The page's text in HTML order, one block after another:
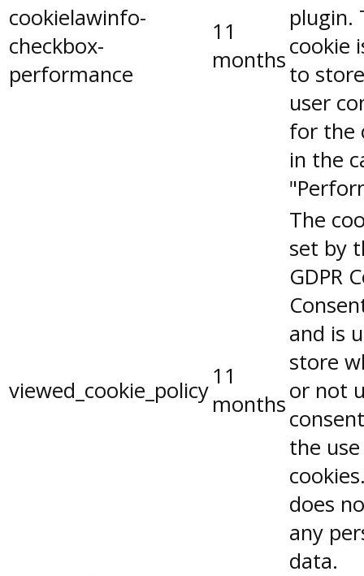
cookielawinfo-
checkbox-
performance
11
months
plugin.
cookie
to
user
for the
in the
viewed_cookie_policy
11
months
The
set by
GDPR
and is
store
or not
the
does
any
data.